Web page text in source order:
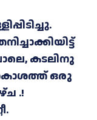
കടലിനു
ഒരു
.!